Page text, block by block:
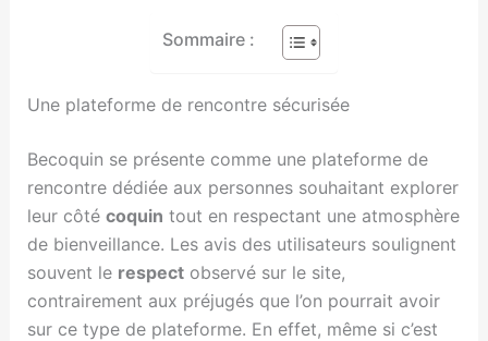
Sommaire :
Une plateforme de rencontre sécurisée
Becoquin se présente comme une plateforme de
rencontre dédiée aux personnes souhaitant explorer
leur côté coquin tout en respectant une atmosphère
de bienveillance. Les avis des utilisateurs soulignent
souvent le respectobservé sur le site,
contrairement aux préjugés que l’on pourrait avoir
sur ce type de plateforme. En effet, même si c’est